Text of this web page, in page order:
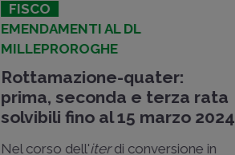
FISCO
EMENDAMENTI AL DL
MILLEPROROGHE
Rottamazione-quater:
prima, seconda e terza rata
solvibili fino al 15 marzo 2024
Nel corso dell'iterdi conversione in